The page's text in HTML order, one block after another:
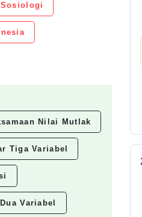
Sosiologi
Nilai Mutlak
Tiga Variabel
Variabel